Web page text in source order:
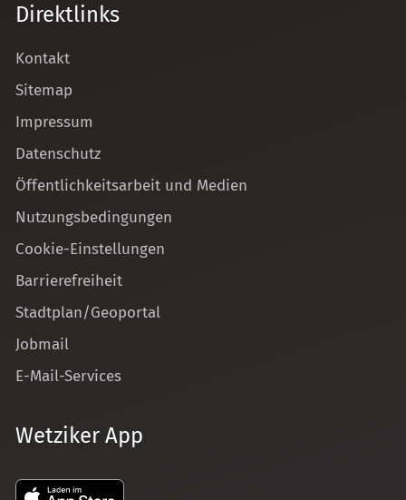
Direktlinks
Kontakt
Sitemap
Impressum
Datenschutz
Öffentlichkeitsarbeit und Medien
Nutzungsbedingungen
Cookie-Einstellungen
Barrierefreiheit
Stadtplan/Geoportal
Jobmail
E-Mail-Services
Wetziker App